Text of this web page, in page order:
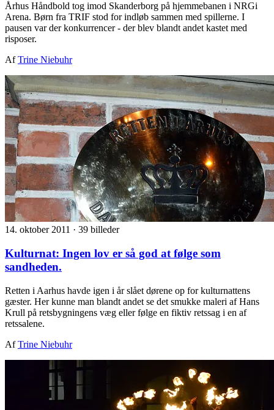
Århus Håndbold tog imod Skanderborg på hjemmebanen i NRGi
Arena. Børn fra TRIF stod for indløb sammen med spillerne. I
pausen var der konkurrencer - der blev blandt andet kastet med
risposer.
AfTrine Niebuhr
14. oktober 2011 · 39 billeder
Kulturnat: Ingen lov er så god at følge som
sandheden.
Retten i Aarhus havde igen i år slået dørene op for kulturnattens
gæster. Her kunne man blandt andet se det smukke maleri af Hans
Krull på retsbygningens væg eller følge en fiktiv retssag i en af
retssalene.
AfTrine Niebuhr